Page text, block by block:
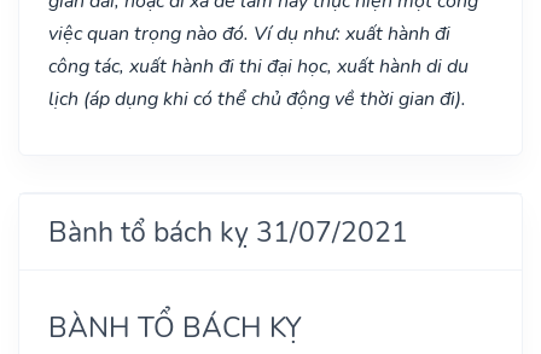
việc quan trọng nào đó. Ví dụ như: xuất hành đi
công tác, xuất hành đi thi đại học, xuất hành di du
lịch (áp dụng khi có thể chủ động về thời gian đi).
Bành tổ bách kỵ 31/07/2021
BÀNH TỔ BÁCH KỴ